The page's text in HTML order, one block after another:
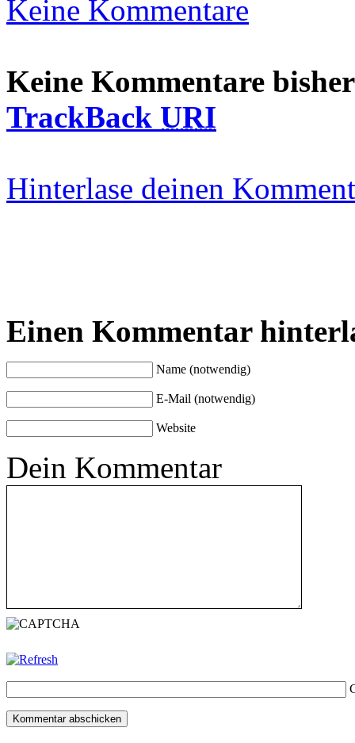
Keine Kommentare
Keine Kommentare
TrackBack URI
Hinterlase deinen
Einen Kommentar
Name (notwendig)
E-Mail (notwendig)
Website
Dein Kommentar